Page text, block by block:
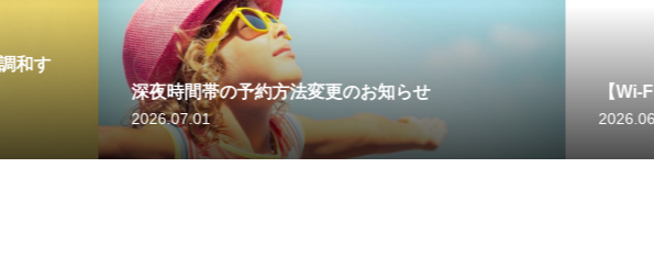
深夜時間帯の予約方法変更のお知らせ 【Wi-Fiアカウント情